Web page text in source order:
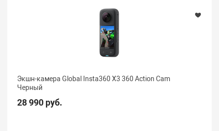
Экшн-камера Global Insta360 X3 360 Action Cam
Черный
28 990 руб.